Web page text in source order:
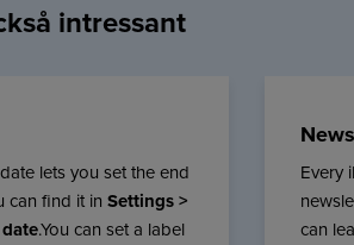
intressant
lets you set the end
can find it in Settings >
.You can set a label
Every
can